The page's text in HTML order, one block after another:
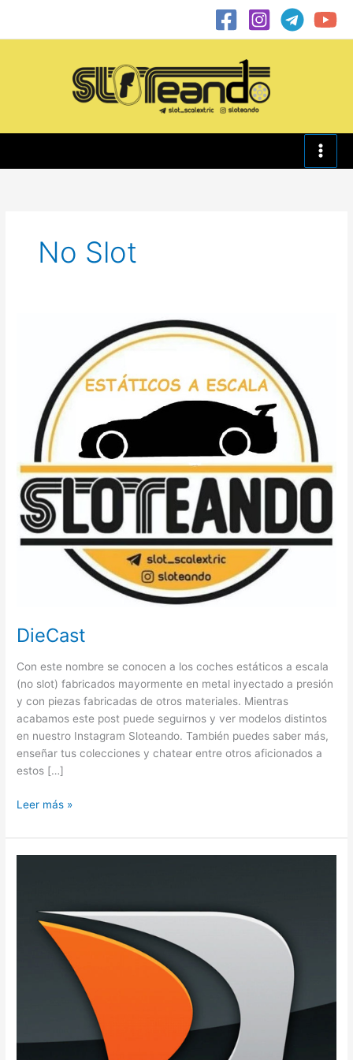
contenido
No Slot
DieCast
Con este nombre se conocen a los coches estáticos a escala
(no slot) fabricados mayormente en metal inyectado a presión
y con piezas fabricadas de otros materiales. Mientras
acabamos este post puede seguirnos y ver modelos distintos
en nuestro Instagram Sloteando. También puedes saber más,
enseñar tus colecciones y chatear entre otros aficionados a
estos […]
DieCast
Leer más »